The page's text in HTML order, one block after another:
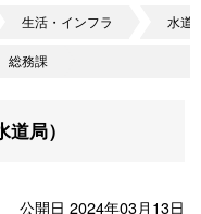
生活・インフラ 水道
総務課
局）
公開日 2024年03月13日